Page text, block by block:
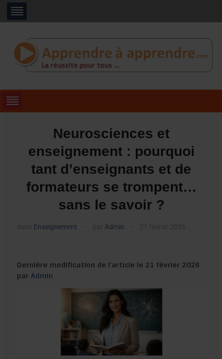
Neurosciences et
enseignement : pourquoi
tant d’enseignants et de
formateurs se trompent…
sans le savoir ?
Enseignement Admin
Dernière modification de l’article le 21 février 2026
parAdmin